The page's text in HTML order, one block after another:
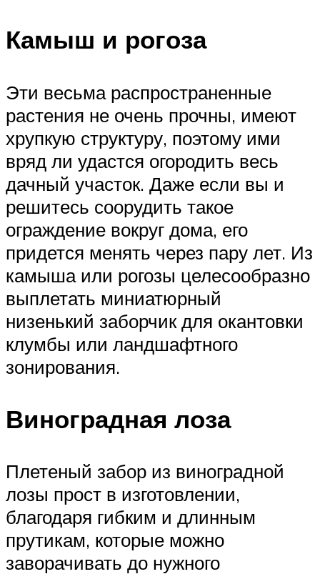
Камыш и рогоза
Эти весьма распространенные
растения не очень прочны, имеют
хрупкую структуру, поэтому ими
вряд ли удастся огородить весь
дачный участок. Даже если вы и
решитесь соорудить такое
ограждение вокруг дома, его
придется менять через пару лет. Из
камыша или рогозы целесообразно
выплетать миниатюрный
низенький заборчик для окантовки
клумбы или ландшафтного
зонирования.
Виноградная лоза
Плетеный забор из виноградной
лозы прост в изготовлении,
благодаря гибким и длинным
прутикам, которые можно
заворачивать до нужного